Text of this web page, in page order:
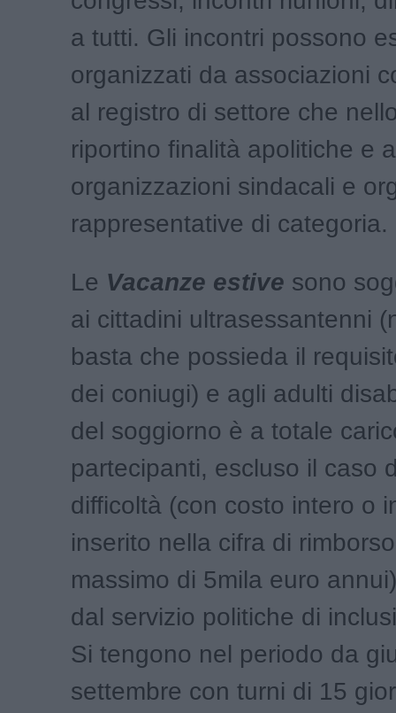
a tutti. Gli incontri possono
organizzati da associazioni
al registro di settore che
riportino finalità apolitiche e
organizzazioni sindacali e
rappresentative di categoria.
Le Vacanze estive sono
ai cittadini ultrasessantenni
basta che possieda il
dei coniugi) e agli adulti
del soggiorno è a totale
partecipanti, escluso il caso
difficoltà (con costo intero o
inserito nella cifra di
massimo di 5mila euro
dal servizio politiche di
Si tengono nel periodo da
settembre con turni di 15